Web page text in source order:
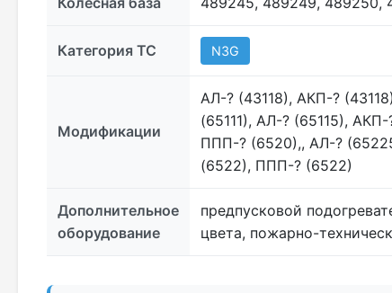
Категория ТС N3G
Модификации
АЛ-? (43118), АКП-?
(65111), АЛ-? (65115),
ППП-? (6520),, АЛ-?
(6522), ППП-? (6522)
Дополнительное
оборудование
предпусковой
цвета, пожарно-